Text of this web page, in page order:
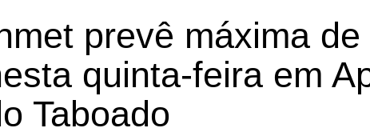
prevê máxima de
quinta-feira em
Taboado